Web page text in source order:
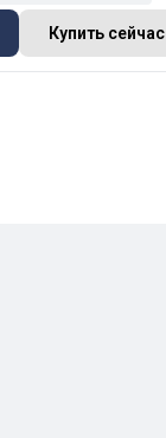
Купить сейчас